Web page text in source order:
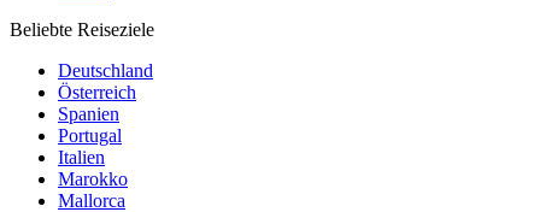
Beliebte Reiseziele
Deutschland
Österreich
Spanien
Portugal
Italien
Marokko
Mallorca